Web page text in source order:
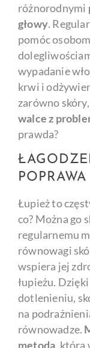
różnorodnymi
głowy.
pomóc
wypadanie
krwi i
zarówno
walce z
prawda?
Łupież to
co? Można go
regularnemu
równowagi
wspiera jej
łupieżu.
dotlenieniu,
na
równowadze.